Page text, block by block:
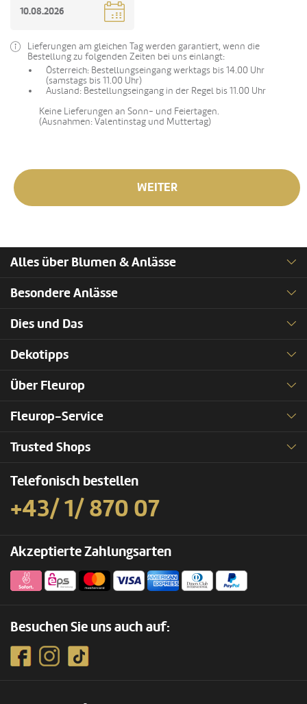
Lieferungen am gleichen Tag werden garantiert, wenn die
Bestellung zu folgenden Zeiten bei uns einlangt:
Österreich: Bestellungseingang werktags bis 14.00 Uhr
(samstags bis 11.00 Uhr)
Ausland: Bestellungseingang in der Regel bis 11.00 Uhr
Keine Lieferungen an Sonn- und Feiertagen.
(Ausnahmen: Valentinstag und Muttertag)
WEITER
Alles über Blumen & Anlässe
Besondere Anlässe
Dies und Das
Dekotipps
Über Fleurop
Fleurop-Service
Trusted Shops
Telefonisch bestellen
+43/ 1/ 870 07
Akzeptierte Zahlungsarten
Besuchen Sie uns auch auf: